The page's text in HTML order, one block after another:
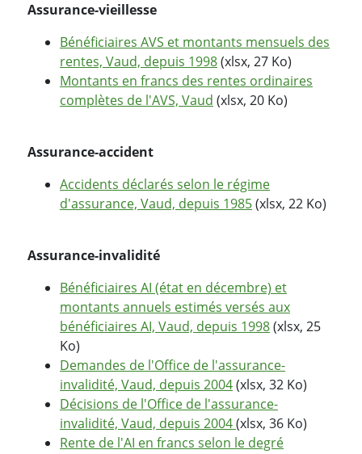
Assurance-vieillesse
Bénéficiaires AVS et montants mensuels des
rentes, Vaud, depuis 1998(xlsx, 27 Ko)
Montants en francs des rentes ordinaires
complètes de l'AVS, Vaud (xlsx, 20 Ko)
Assurance-accident
Accidents déclarés selon le régime
d'assurance, Vaud, depuis 1985(xlsx, 22 Ko)
Assurance-invalidité
Bénéficiaires AI (état en décembre) et
montants annuels estimés versés aux
bénéficiaires AI, Vaud, depuis 1998(xlsx, 25
Ko)
Demandes de l'Office de l'assurance-
invalidité, Vaud, depuis 2004(xlsx, 32 Ko)
Décisions de l'Office de l'assurance-
invalidité, Vaud, depuis 2004(xlsx, 36 Ko)
Rente de l'AI en francs selon le degré